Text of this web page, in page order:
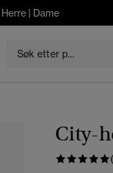
Herre | Dame
City-